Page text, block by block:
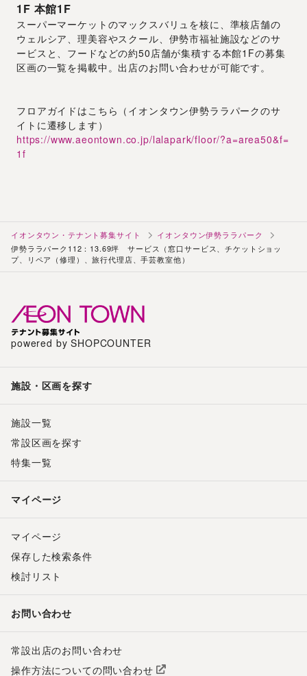
1F 本館1F
スーパーマーケットのマックスバリュを核に、準核店舗の
ウェルシア、理美容やスクール、伊勢市福祉施設などのサ
ービスと、フードなどの約50店舗が集積する本館1Fの募集
区画の一覧を掲載中。出店のお問い合わせが可能です。
フロアガイドはこちら（イオンタウン伊勢ララパークのサ
イトに遷移します）
https://www.aeontown.co.jp/lalapark/floor/?a=area50&f=
1f
イオンタウン・テナント募集サイト
イオンタウン伊勢ララパーク
伊勢ララパーク112：13.69坪 サービス（窓口サービス、チケットショッ
プ、リペア（修理）、旅行代理店、手芸教室他）
powered by SHOPCOUNTER
施設・区画を探す
施設一覧
常設区画を探す
特集一覧
マイページ
マイページ
保存した検索条件
検討リスト
お問い合わせ
常設出店のお問い合わせ
操作方法についての問い合わせ